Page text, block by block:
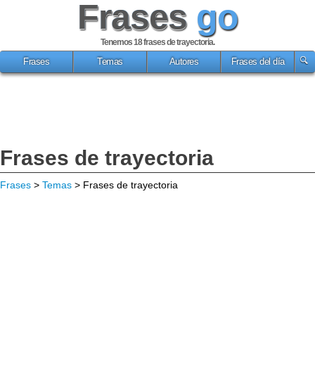
Frases go
Tenemos 18frases de trayectoria.
Frases
Temas Autores Frases del día
Frases de trayectoria
Frases > Temas > Frases de trayectoria